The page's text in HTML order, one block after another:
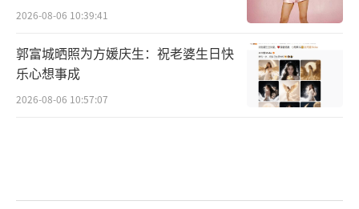
2026-08-06 10:39:41
郭富城晒照为方媛庆生：祝老婆生日快
乐心想事成
2026-08-06 10:57:07